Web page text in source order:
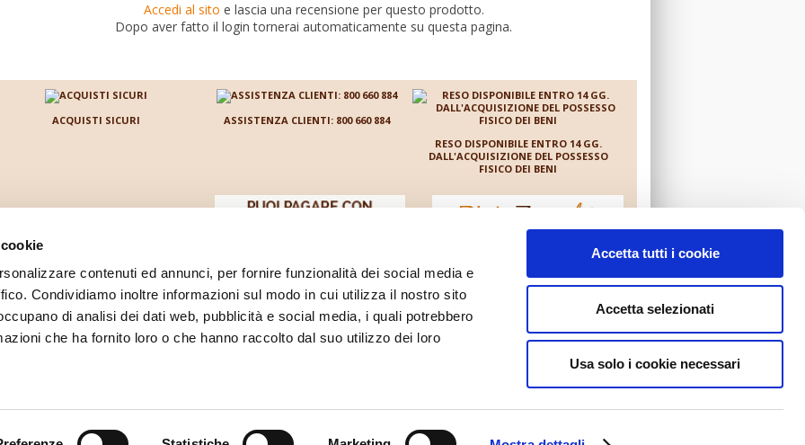
contenuti ed annunci, per fornire funzionalità dei social media e
Condividiamo inoltre informazioni sul modo in cui utilizza il nostro sito
di analisi dei dati web, pubblicità e social media, i quali potrebbero
che ha fornito loro o che hanno raccolto dal suo utilizzo dei loro
Accetta tutti i cookie
Accetta selezionati
Usa solo i cookie necessari
Accedi al sito e lascia una recensione per questo prodotto.
Dopo aver fatto il login tornerai automaticamente su questa pagina.
ACQUISTI SICURI
ASSISTENZA CLIENTI: 800 660 884
RESO DISPONIBILE ENTRO 14 GG.
DALL'ACQUISIZIONE DEL POSSESSO
FISICO DEI BENI
è un negozio on line gestito da
10.000,00 interamente versato.